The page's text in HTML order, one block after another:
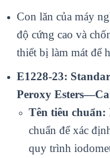
Con lăn của máy
độ cứng cao và ch
thiết bị làm mát để
E1228-23:
Peroxy
Tên tiêu chuẩn:
chuẩn để xác
quy trình